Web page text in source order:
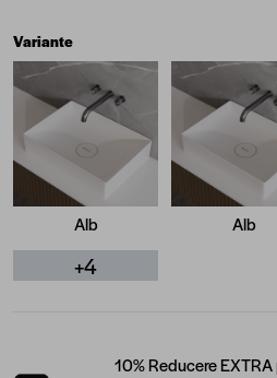
Variante
Alb Alb
+4
10% Reducere